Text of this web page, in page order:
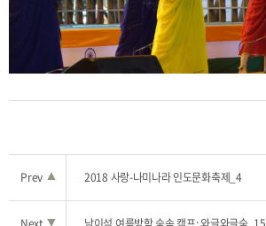
Prev ▲ 2018 사랑-나미나라 인도문화축제_4
▼